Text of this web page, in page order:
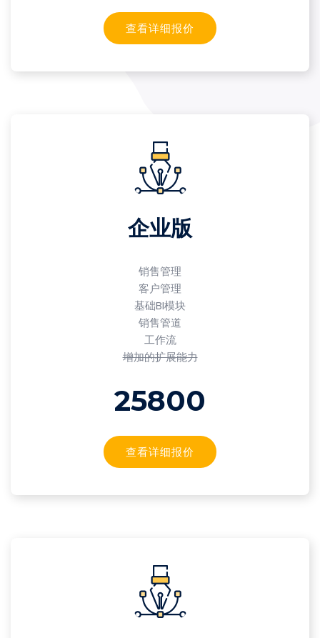
查看详细报价
企业版
销售管理
客户管理
基础BI模块
销售管道
工作流
增加的扩展能力
25800
查看详细报价